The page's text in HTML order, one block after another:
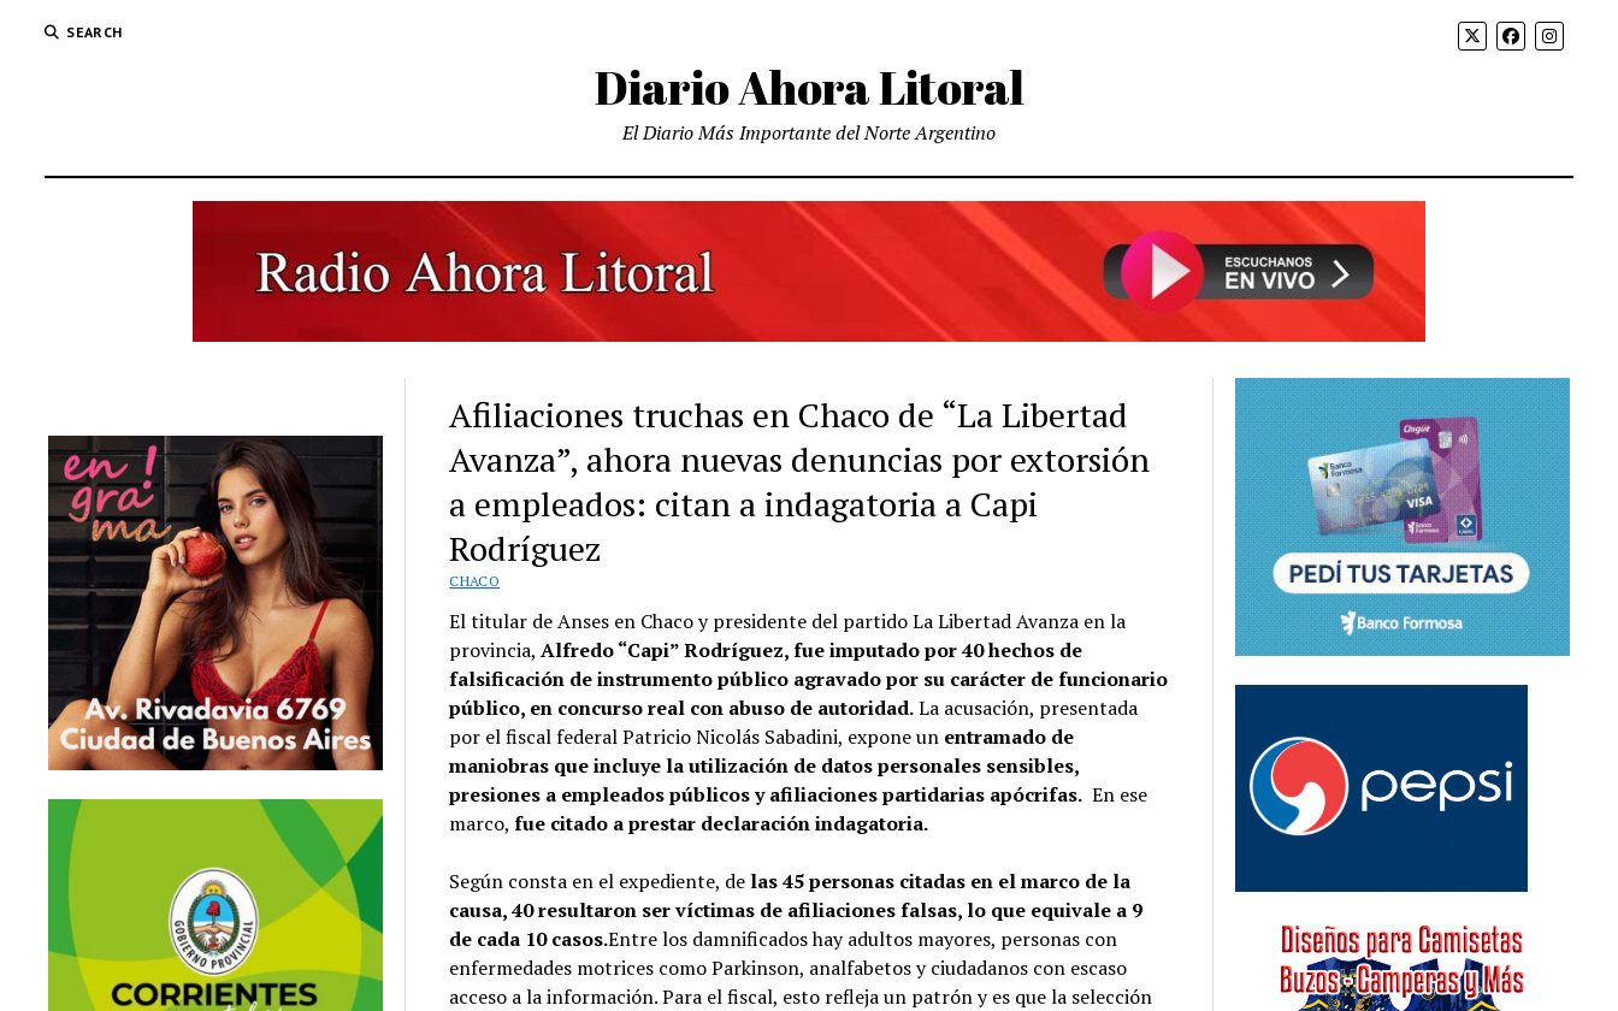
SEARCH
Diario Ahora Litoral
El Diario Más Importante del Norte Argentino
Afiliaciones truchas en Chaco de “La Libertad
Avanza”, ahora nuevas denuncias por extorsión
a empleados: citan a indagatoria a Capi
Rodríguez
CHACO
El titular de Anses en Chaco y presidente del partido La Libertad Avanza en la
provincia,Alfredo “Capi” Rodríguez, fue imputado por 40 hechos de
falsificación de instrumento público agravado por su carácter de funcionario
público, en concurso real con abuso de autoridad.La acusación, presentada
por el fiscal federal Patricio Nicolás Sabadini, expone un entramado de
maniobras que incluye la utilización de datos personales sensibles,
presiones a empleados públicos y afiliaciones partidarias apócrifas. En ese
marco,fue citado a prestar declaración indagatoria.
Según consta en el expediente, de las 45 personas citadas en el marco de la
causa, 40 resultaron ser víctimas de afiliaciones falsas, lo que equivale a 9
de cada 10 casos.Entre los damnificados hay adultos mayores, personas con
enfermedades motrices como Parkinson, analfabetos y ciudadanos con escaso
acceso a la información. Para el fiscal, esto refleja un patrón y es que la selección